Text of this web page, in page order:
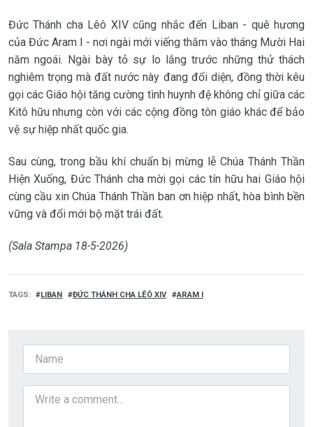
Đức Thánh cha Lêô XIV cũng nhắc đến Liban - quê hương
của Đức Aram I - nơi ngài mới viếng thăm vào tháng Mười Hai
năm ngoái. Ngài bày tỏ sự lo lắng trước những thử thách
nghiêm trọng mà đất nước này đang đối diện, đồng thời kêu
gọi các Giáo hội tăng cường tình huynh đệ không chỉ giữa các
Kitô hữu nhưng còn với các cộng đồng tôn giáo khác để bảo
vệ sự hiệp nhất quốc gia.
Sau cùng, trong bầu khí chuẩn bị mừng lễ Chúa Thánh Thần
Hiện Xuống, Đức Thánh cha mời gọi các tín hữu hai Giáo hội
cùng cầu xin Chúa Thánh Thần ban ơn hiệp nhất, hòa bình bền
vững và đổi mới bộ mặt trái đất.
(Sala Stampa 18-5-2026)
TAGS LIBAN ĐỨC THÁNH CHA LÊÔ XIV ARAM I